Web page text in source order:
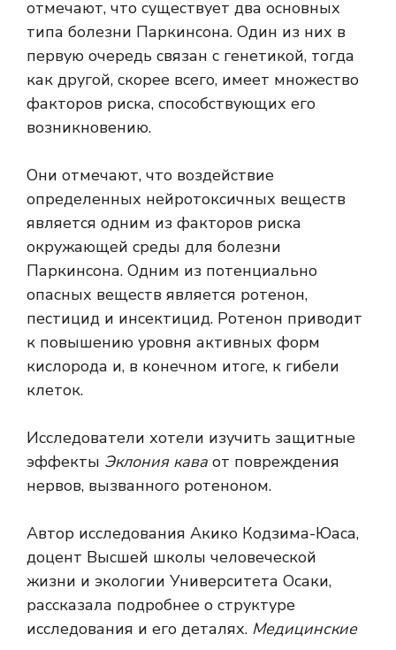
отмечают, что существует два основных
типа болезни Паркинсона. Один из них в
первую очередь связан с генетикой, тогда
как другой, скорее всего, имеет множество
факторов риска, способствующих его
возникновению.
Они отмечают, что воздействие
определенных нейротоксичных веществ
является одним из факторов риска
окружающей среды для болезни
Паркинсона. Одним из потенциально
опасных веществ является ротенон,
пестицид и инсектицид. Ротенон приводит
к повышению уровня активных форм
кислорода и, в конечном итоге, к гибели
клеток.
Исследователи хотели изучить защитные
эффекты Эклония кава от повреждения
нервов, вызванного ротеноном.
Автор исследования Акико Кодзима-Юаса,
доцент Высшей школы человеческой
жизни и экологии Университета Осаки,
рассказала подробнее о структуре
исследования и его деталях. Медицинские